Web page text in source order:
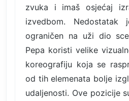
zvuka i imaš osjećaj
izvedbom.
ograničen na uži dio
Pepa koristi velike
koreografiju koja se
od tih elemenata bolje
udaljenosti. Ove pozicije